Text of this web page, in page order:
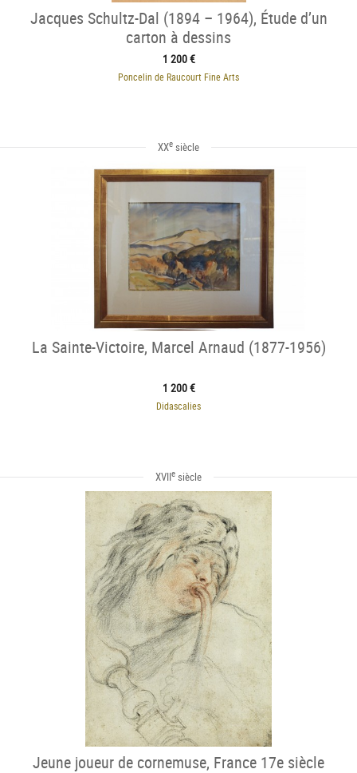
Jacques Schultz-Dal (1894 – 1964), Étude d’un
carton à dessins
1 200 €
Poncelin de Raucourt Fine Arts
XXe siècle
La Sainte-Victoire, Marcel Arnaud (1877-1956)
1 200 €
Didascalies
XVIIe siècle
Jeune joueur de cornemuse, France 17e siècle